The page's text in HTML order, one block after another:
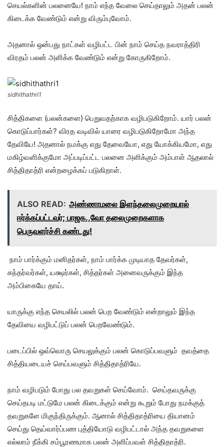
செயல்களின் பலனையே! நாம் எந்த வேலை செய்தாலும் அதன் பலன்
கிடைக்க வேண்டும் என்று விரும்புவோம்.
அதனால் ஒன்பது நாட்கள் வழிபட்ட பின் நாம் செய்த நவராத்திரி
விரதம் பலன் அளிக்க வேண்டும் என்று கோருகிறோம்.
sidhithathri1
சித்திகளை (பலன்களை) பெறுவதற்காக வழிபடுகிறோம். யார் பலன்
கொடுப்பார்கள்? விரத வடிவில் யாரை வழிபடுகிறோமோ அந்த
தேவியே! அதனால் நமக்கு எது தேவையோ, எது யோக்கியமோ, எது
மகிழ்வளிக்குமோ அப்படிப்பட்ட பலனை அளிக்கும் அம்பாள் ஆதலால்
சித்திதாத்ரி என்றழைக்கப் படுகிறாள்.
ALSO READ: அண்ணாமலை இளந்தலைமுறையால்
ஈர்க்கப்பட்டவர்; பாஜக.,வோ தலைமுறைகளாக
பெருவளர்ச்சி கண்டது!
நாம் பார்க்கும் மனிதர்கள், நாம் பார்க்க முடியாத தேவர்கள்,
கந்தர்வர்கள், யக்ஷர்கள், சித்தர்கள் அனைவருக்கும் இந்த
அம்பிகையே தாய்.
யாருக்கு எந்த செயலில் பலன் பெற வேண்டும் என்றாலும் இந்த
தேவியை வழிபட்டுப் பலன் பெறவேண்டும்.
படைப்பில் ஒவ்வொரு செயலுக்கும் பலன் கொடுப்பவளும் தவத்தை
சித்தியடையச் செய்பவளும் சித்திதாத்ரியே.
நாம் வழிபடும் போது பல தவறுகள் செய்வோம். செய்தவருக்கு
செய்தபடி மட்டுமே பலன் கிடைக்கும் என்று கூறும் போது நமக்குத்
தவறுகளே மிகுந்திருக்கும். ஆனால் சித்திதாத்ரியை தியானம்
செய்து தெய்வார்ப்பண புத்தியோடு வழிபட்டால் அந்த தவறுகளை
எல்லாம் நீக்கி சம்பூரணமாக பலன் அளிப்பவள் சித்திதாத்ரி.